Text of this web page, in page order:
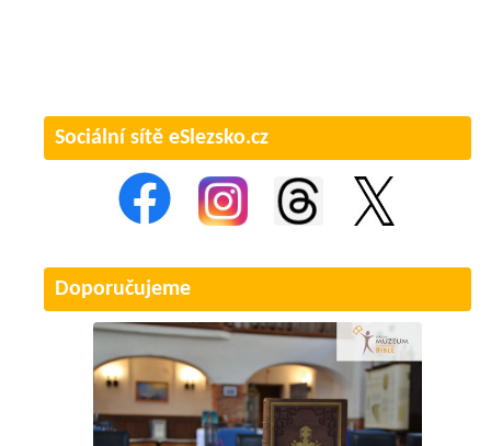
Sociální sítě eSlezsko.cz
Doporučujeme